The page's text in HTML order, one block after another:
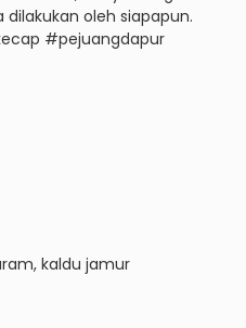
oleh siapapun.
#pejuangdapur
kaldu jamur